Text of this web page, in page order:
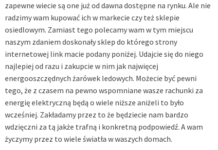
zapewne wiecie są one już od dawna dostępne na rynku. Ale nie
radzimy wam kupować ich w markecie czy też sklepie
osiedlowym. Zamiast tego polecamy wam w tym miejscu
naszym zdaniem doskonały sklep do którego strony
internetowej link macie podany poniżej. Udajcie się do niego
najlepiej od razu i zakupcie w nim jak najwięcej
energooszczędnych żarówek ledowych. Możecie być pewni
tego, że z czasem na pewno wspomniane wasze rachunki za
energię elektryczną będą o wiele niższe aniżeli to było
wcześniej. Zakładamy przez to że będziecie nam bardzo
wdzięczni za tą jakże trafną i konkretną podpowiedź. A wam
życzymy przez to wiele światła w waszych domach.